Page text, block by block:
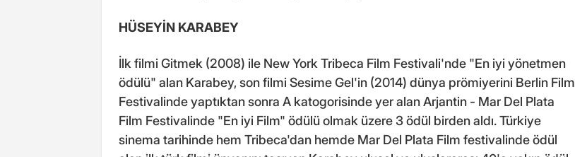
HÜSEYİN KARABEY
İlk filmi Gitmek (2008) ile New York Tribeca Film Festivali'nde "En iyi yönetmen
ödülü" alan Karabey, son filmi Sesime Gel'in (2014) dünya prömiyerini Berlin Film
Festivalinde yaptıktan sonra A katogorisinde yer alan Arjantin - Mar Del Plata
Film Festivalinde "En iyi Film" ödülü olmak üzere 3 ödül birden aldı. Türkiye
sinema tarihinde hem Tribeca'dan hemde Mar Del Plata Film festivalinde ödül